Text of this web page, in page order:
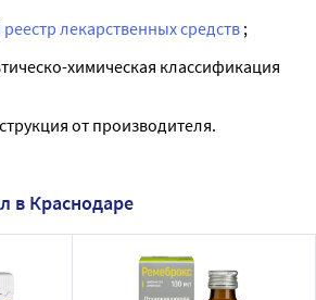
лекарственных средств ;
химическая классификация
от производителя.
в Краснодаре